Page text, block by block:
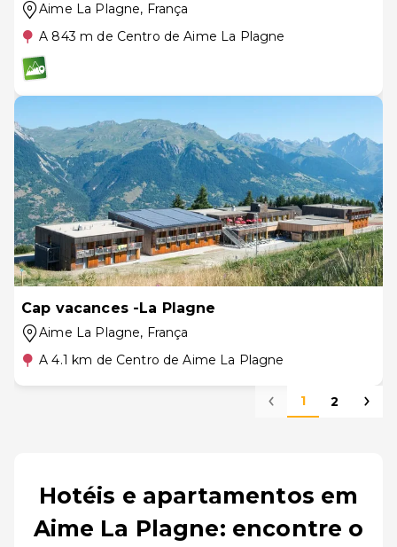
Aime La Plagne, França
A 843 m de Centro de Aime La Plagne
Cap vacances -La Plagne
Aime La Plagne, França
A 4.1 km de Centro de Aime La Plagne
1 2
Hotéis e apartamentos em
Aime La Plagne: encontre o